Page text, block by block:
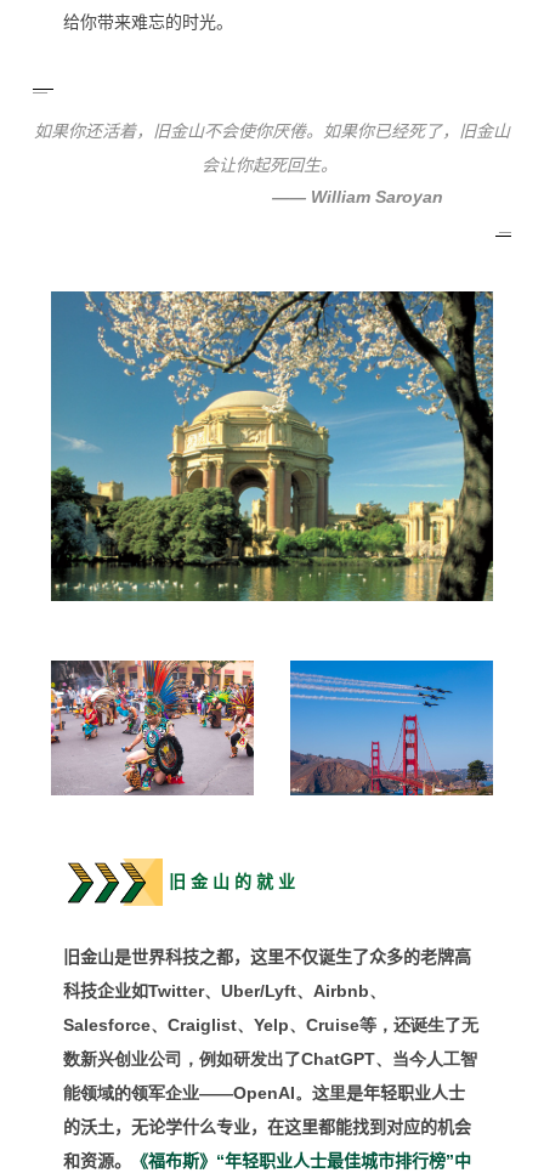
给你带来难忘的时光。
如果你还活着，旧金山不会使你厌倦。 如果你已经死了，旧金山
会让你起死回生。
—— William Saroyan
旧 金 山 的 就 业
旧金山是世界科技之都，这里不仅诞生了众多的老牌高
科技企业如Twitter、 Uber/Lyft、 Airbnb、
Salesforce、Craiglist、 Yelp、 Cruise等，还诞生了无
数新兴创业公司，例如研发出了ChatGPT、当今人工智
能领域的领军企业——OpenAI。这里是年轻职业人士
的沃土， 无论学什么专业，在这里都能找到对应的机会
和资源。
《福布斯》“年轻职业人士最佳城市排行榜”中